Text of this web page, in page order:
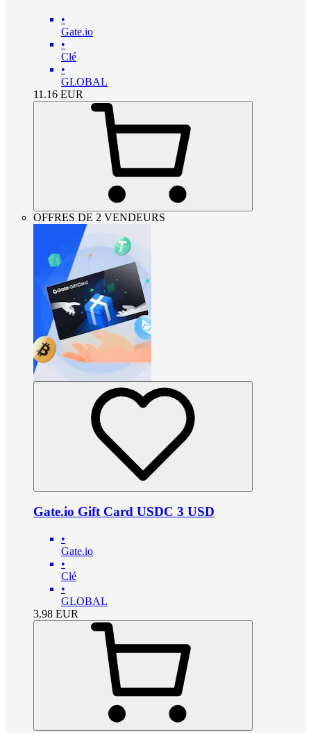
•
Gate.io
•
Clé
•
GLOBAL
11.16 EUR
OFFRES DE 2 VENDEURS
Gate.io Gift Card USDC 3 USD
•
Gate.io
•
Clé
•
GLOBAL
3.98 EUR